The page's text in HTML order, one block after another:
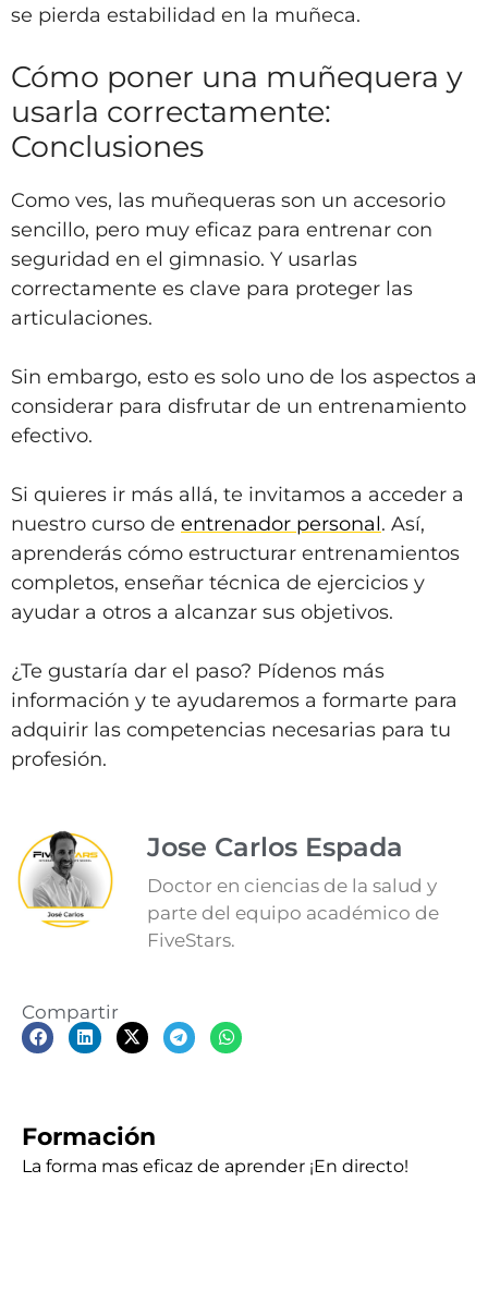
se pierda estabilidad en la muñeca.
Cómo poner una muñequera y
usarla correctamente:
Conclusiones
Como ves, las muñequeras son un accesorio
sencillo, pero muy eficaz para entrenar con
seguridad en el gimnasio. Y usarlas
correctamente es clave para proteger las
articulaciones.
Sin embargo, esto es solo uno de los aspectos a
considerar para disfrutar de un entrenamiento
efectivo.
Si quieres ir más allá, te invitamos a acceder a
nuestro curso de entrenador personal. Así,
aprenderás cómo estructurar entrenamientos
completos, enseñar técnica de ejercicios y
ayudar a otros a alcanzar sus objetivos.
¿Te gustaría dar el paso? Pídenos más
información y te ayudaremos a formarte para
adquirir las competencias necesarias para tu
profesión.
Jose Carlos Espada
Doctor en ciencias de la salud y
parte del equipo académico de
FiveStars.
Compartir
Formación
La forma mas eficaz de aprender ¡En directo!